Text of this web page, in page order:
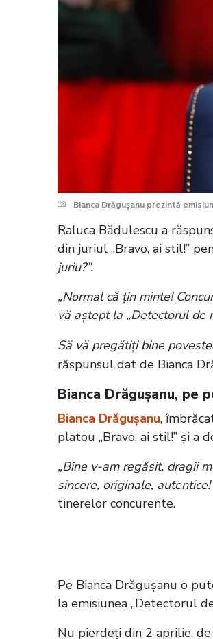
Bianca Drăgușanu prezintă
Raluca Bădulescu a
din juriul „Bravo, ai stil!”
juriu?”.
„Normal că țin minte!
vă aștept la „Detectorul de
Să vă pregătiți bine
răspunsul dat de Bianca
Bianca Drăgușanu, pe
Bianca Drăgușanu,
platou „Bravo, ai stil!” și a
„Bine v-am regăsit, dragii
sincere, originale,
tinerelor concurente.
Pe Bianca Drăgușanu o
la emisiunea „Detectorul
Nu pierdeți din 2 aprilie, de